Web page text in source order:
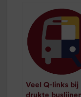
wissel
/ minuut
Veel Q-links bij
drukte